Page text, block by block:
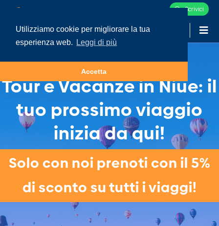
Utilizziamo cookie per migliorare la tua
esperienza web.
Leggi di più
Accetta
Scrivici
Tour e Vacanze in Niue: il
tuo prossimo viaggio
inizia da qui!
Solo con noi prenoti con il 5%
di sconto su tutti i viaggi!